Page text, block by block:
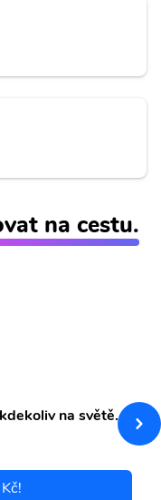
na cestu.
na světě.